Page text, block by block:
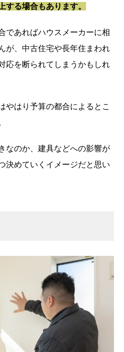
する場合もあります。
であればハウスメーカーに相
が、中古住宅や長年住まわれ
応を断られてしまうかもしれ
やはり予算の都合によるとこ
なのか、建具などへの影響が
決めていくイメージだと思い